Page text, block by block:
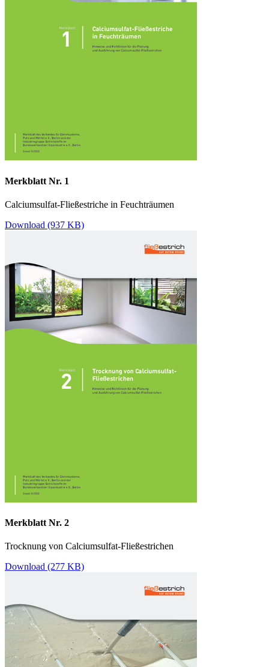
Merkblatt Nr. 1
Calciumsulfat-Fließestriche in Feuchträumen
Download (937 KB)
Merkblatt Nr. 2
Trocknung von Calciumsulfat-Fließestrichen
Download (277 KB)